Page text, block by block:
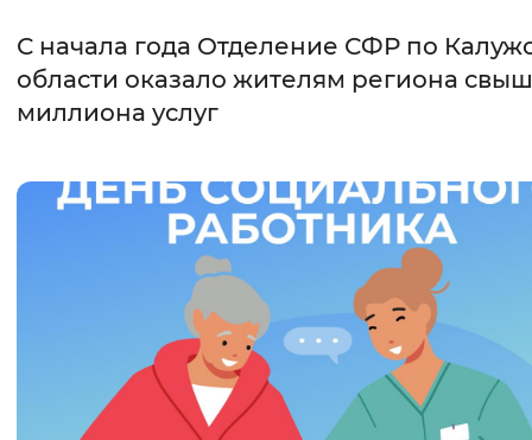
Без засечек С засечками
Интервал между буквами
Цвет сайта
Монохромный Инверсивный
Синий фон
Изображения
Включены Выключены
С начала года Отделение СФР по
области оказало жителям региона
миллиона услуг